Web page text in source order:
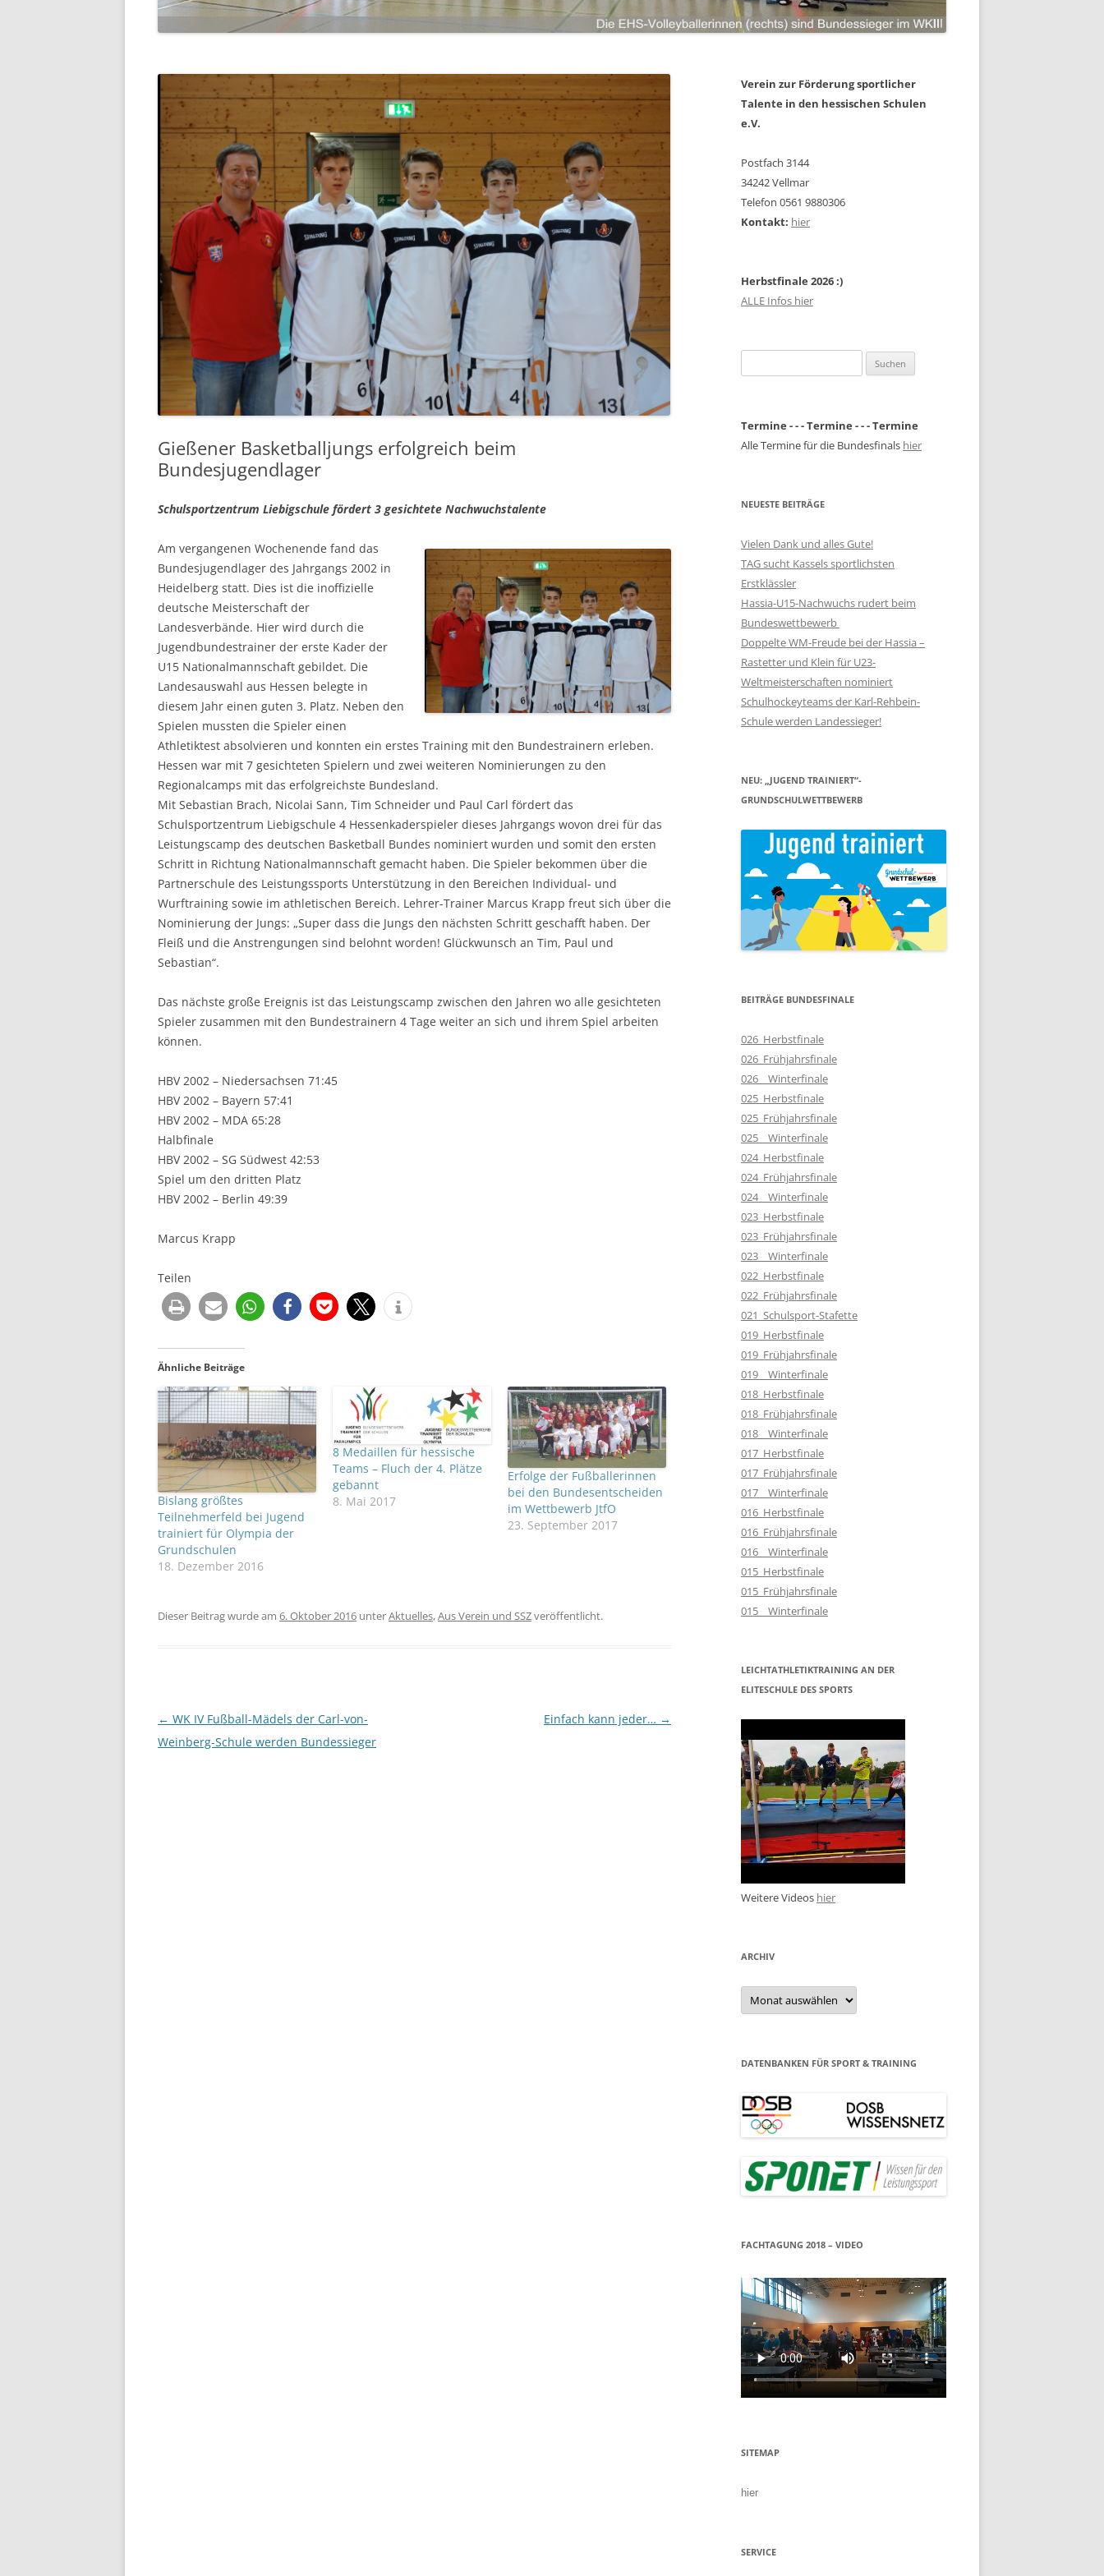
LANDKREIS FULDA
LANDKREIS LIMBURG-WEILBURG
STADT DARMSTADT
LANDKREIS DARMSTADT-DIEBURG
ODENWALDKREIS
LANDKREIS BERGSTRASSE
Gießener Basketballjungs erfolgreich beim
Bundesjugendlager
Schulsportzentrum Liebigschule fördert 3 gesichtete Nachwuchstalente
Am vergangenen Wochenende fand das
Bundesjugendlager des Jahrgangs 2002 in
Heidelberg statt. Dies ist die inoffizielle
deutsche Meisterschaft der
Landesverbände. Hier wird durch die
Jugendbundestrainer der erste Kader der
U15 Nationalmannschaft gebildet. Die
Landesauswahl aus Hessen belegte in
diesem Jahr einen guten 3. Platz. Neben den
Spielen mussten die Spieler einen
Athletiktest absolvieren und konnten ein erstes Training mit den Bundestrainern erleben.
Hessen war mit 7 gesichteten Spielern und zwei weiteren Nominierungen zu den
Regionalcamps mit das erfolgreichste Bundesland.
Mit Sebastian Brach, Nicolai Sann, Tim Schneider und Paul Carl fördert das
Schulsportzentrum Liebigschule 4 Hessenkaderspieler dieses Jahrgangs wovon drei für das
Leistungscamp des deutschen Basketball Bundes nominiert wurden und somit den ersten
Schritt in Richtung Nationalmannschaft gemacht haben. Die Spieler bekommen über die
Partnerschule des Leistungssports Unterstützung in den Bereichen Individual- und
Wurftraining sowie im athletischen Bereich. Lehrer-Trainer Marcus Krapp freut sich über die
Nominierung der Jungs: „Super dass die Jungs den nächsten Schritt geschafft haben. Der
Fleiß und die Anstrengungen sind belohnt worden! Glückwunsch an Tim, Paul und
Sebastian“.
Das nächste große Ereignis ist das Leistungscamp zwischen den Jahren wo alle gesichteten
Spieler zusammen mit den Bundestrainern 4 Tage weiter an sich und ihrem Spiel arbeiten
können.
HBV 2002 – Niedersachsen 71:45
HBV 2002 – Bayern 57:41
HBV 2002 – MDA 65:28
Halbfinale
HBV 2002 – SG Südwest 42:53
Spiel um den dritten Platz
HBV 2002 – Berlin 49:39
Marcus Krapp
Teilen
Ähnliche Beiträge
Bislang größtes
Teilnehmerfeld bei Jugend
trainiert für Olympia der
Grundschulen
18. Dezember 2016
8 Medaillen für hessische
Teams – Fluch der 4. Plätze
gebannt
8. Mai 2017
Erfolge der Fußballerinnen
bei den Bundesentscheiden
im Wettbewerb JtfO
23. September 2017
Dieser Beitrag wurde am 6. Oktober 2016 unterAktuelles,Aus Verein und SSZveröffentlicht.
Beitragsnavigation
← WK IV Fußball-Mädels der Carl-von-
Weinberg-Schule werden Bundessieger
Einfach kann jeder… →
Verein zur Förderung sportlicher
Talente in den hessischen Schulen
e.V.
Postfach 3144
34242 Vellmar
Telefon 0561 9880306
Kontakt: hier
Herbstfinale 2026 :)
ALLE Infos hier
nach:
Termine - - - Termine - - - Termine
Alle Termine für die Bundesfinals hier
NEUESTE BEITRÄGE
Vielen Dank und alles Gute!
TAG sucht Kassels sportlichsten
Erstklässler
Hassia-U15-Nachwuchs rudert beim
Bundeswettbewerb
Doppelte WM-Freude bei der Hassia –
Rastetter und Klein für U23-
Weltmeisterschaften nominiert
Schulhockeyteams der Karl-Rehbein-
Schule werden Landessieger!
NEU: „JUGEND TRAINIERT“-
GRUNDSCHULWETTBEWERB
BEITRÄGE BUNDESFINALE
026_Herbstfinale
026_Frühjahrsfinale
026__Winterfinale
025_Herbstfinale
025_Frühjahrsfinale
025__Winterfinale
024_Herbstfinale
024_Frühjahrsfinale
024__Winterfinale
023_Herbstfinale
023_Frühjahrsfinale
023__Winterfinale
022_Herbstfinale
022_Frühjahrsfinale
021_Schulsport-Stafette
019_Herbstfinale
019_Frühjahrsfinale
019__Winterfinale
018_Herbstfinale
018_Frühjahrsfinale
018__Winterfinale
017_Herbstfinale
017_Frühjahrsfinale
017__Winterfinale
016_Herbstfinale
016_Frühjahrsfinale
016__Winterfinale
015_Herbstfinale
015_Frühjahrsfinale
015__Winterfinale
LEICHTATHLETIKTRAINING AN DER
ELITESCHULE DES SPORTS
Weitere Videos hier
ARCHIV
Archiv
DATENBANKEN FÜR SPORT & TRAINING
FACHTAGUNG 2018 – VIDEO
SITEMAP
hier
SERVICE